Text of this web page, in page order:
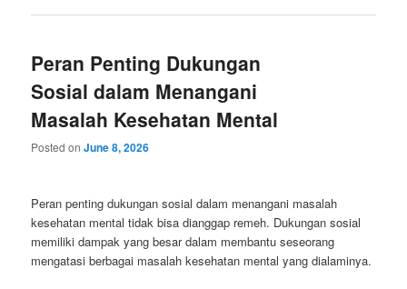
Peran Penting Dukungan
Sosial dalam Menangani
Masalah Kesehatan Mental
Posted onJune 8, 2026
Peran penting dukungan sosial dalam menangani masalah
kesehatan mental tidak bisa dianggap remeh. Dukungan sosial
memiliki dampak yang besar dalam membantu seseorang
mengatasi berbagai masalah kesehatan mental yang dialaminya.